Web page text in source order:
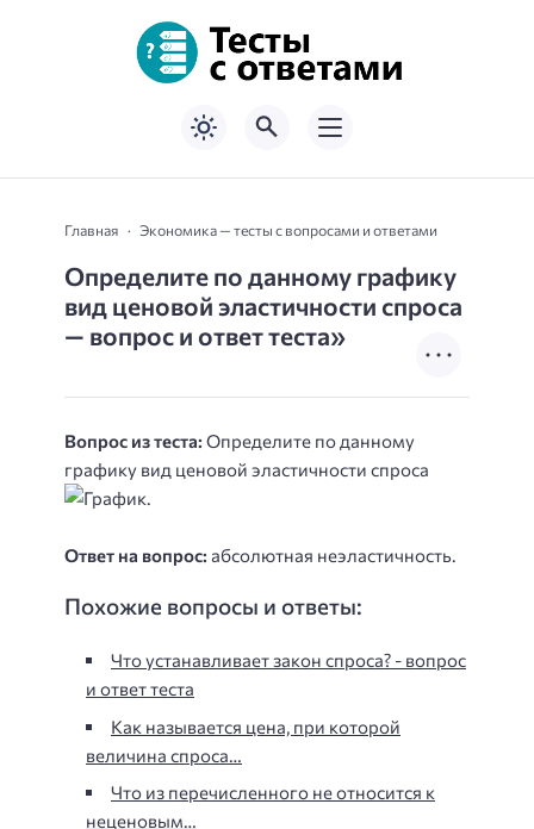
Главная Экономика — тесты с вопросами и ответами
Определите по данному графику
вид ценовой эластичности спроса
— вопрос и ответ теста»
Вопрос из теста: Определите по данному
графику вид ценовой эластичности спроса
Ответ на вопрос: абсолютная неэластичность.
Похожие вопросы и ответы:
Что устанавливает закон спроса? - вопрос
и ответ теста
Как называется цена, при которой
величина спроса…
Что из перечисленного не относится к
неценовым…